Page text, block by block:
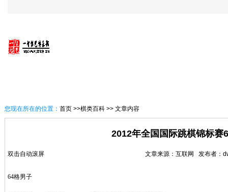
您现在所在的位置： 首页 >>棋类百科 >> 文章内容
2012年全国国际跳棋锦标赛
双击自动滚屏 文章来源：互联网 发布者：
64格男子